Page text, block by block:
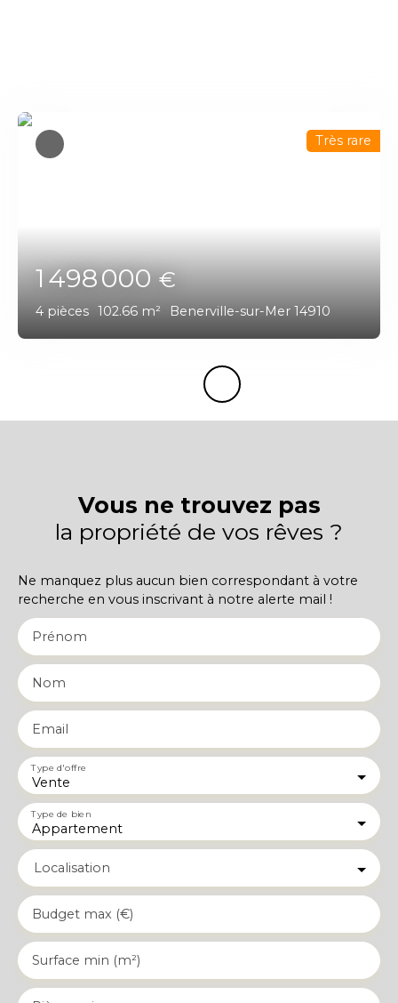
1 498 000€
4 pièces 102.66 m² Benerville-sur-Mer 14910
Très rare
Vous ne trouvez pas
la propriété de vos rêves ?
Ne manquez plus aucun bien correspondant à votre
recherche en vous inscrivant à notre alerte mail !
Prénom
Nom
Email
Vente
Type d'offre
Appartement
Type de bien
Localisation
Budget max (€)
Surface min (m²)